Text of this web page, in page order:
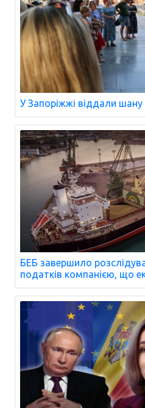
У Запоріжжі віддали шану
БЕБ завершило
податків компанією, що